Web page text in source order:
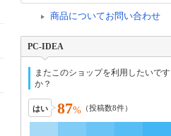
商品についてお問い合わせ
PC-IDEA
またこのショップを利用したいです
か？
はい 87% （投稿数8件）